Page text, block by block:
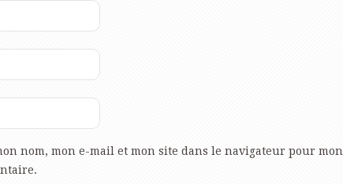
nom, mon e-mail et mon site dans le navigateur pour mon